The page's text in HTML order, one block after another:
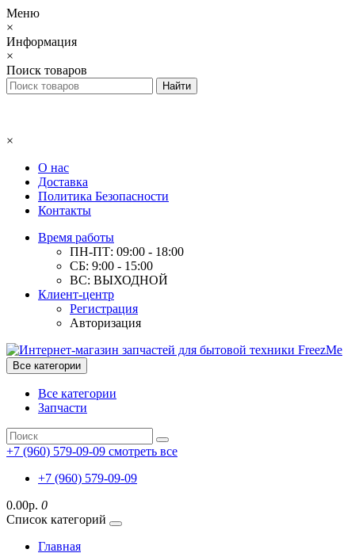
Меню
×
Информация
×
Поиск товаров
×
О нас
Доставка
Политика Безопасности
Контакты
Время работы
ПН-ПТ: 09:00 - 18:00
СБ: 9:00 - 15:00
ВС: ВЫХОДНОЙ
Клиент-центр
Регистрация
Авторизация
Все категории
Все категории
Запчасти
+7 (960) 579-09-09 смотреть все
+7 (960) 579-09-09
0.00р. 0
Список категорий
Главная